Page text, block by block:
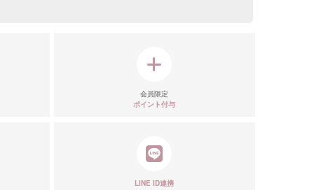
会員限定
ポイント付与
LINE ID連携